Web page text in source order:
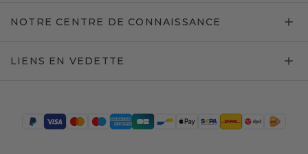
NOTRE CENTRE DE CONNAISSANCE
LIENS EN VEDETTE